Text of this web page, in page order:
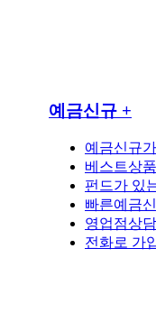
예금신규 +
예금신규
베스트상품
펀드가 있
빠른예금
영업점상
전화로 가